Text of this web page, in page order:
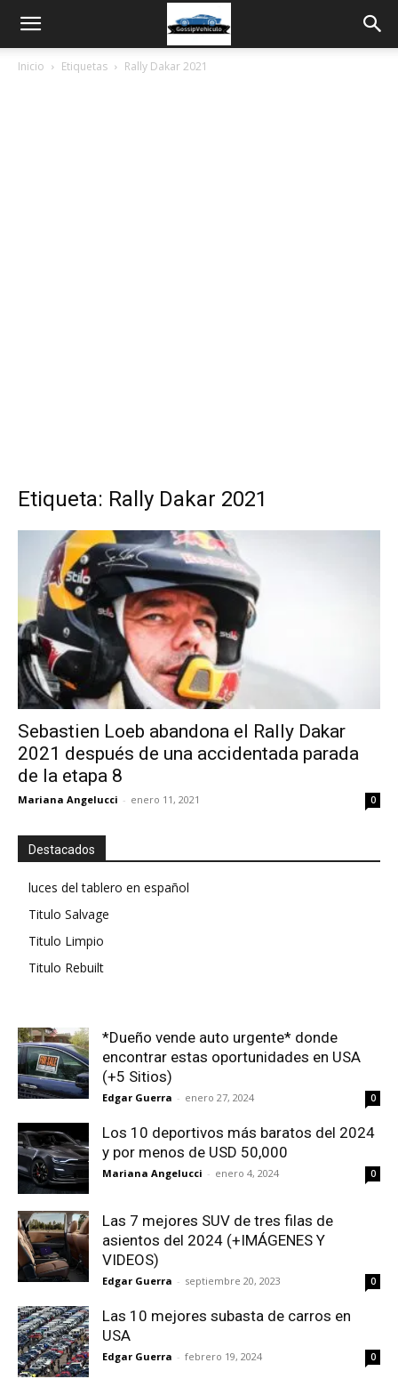
Inicio Etiquetas Rally Dakar 2021
Etiqueta: Rally Dakar 2021
Sebastien Loeb abandona el Rally Dakar
2021 después de una accidentada parada
de la etapa 8
Mariana Angelucci - enero 11, 2021 0
Destacados
luces del tablero en español
Titulo Salvage
Titulo Limpio
Titulo Rebuilt
*Dueño vende auto urgente* donde
encontrar estas oportunidades en USA
(+5 Sitios)
Edgar Guerra - enero 27, 2024 0
Los 10 deportivos más baratos del 2024
y por menos de USD 50,000
Mariana Angelucci - enero 4, 2024 0
Las 7 mejores SUV de tres filas de
asientos del 2024 (+IMÁGENES Y
VIDEOS)
Edgar Guerra - septiembre 20, 2023 0
Las 10 mejores subasta de carros en
USA
Edgar Guerra - febrero 19, 2024 0